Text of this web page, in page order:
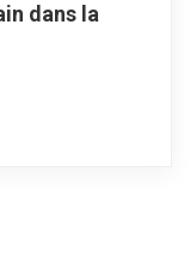
dans la
face à